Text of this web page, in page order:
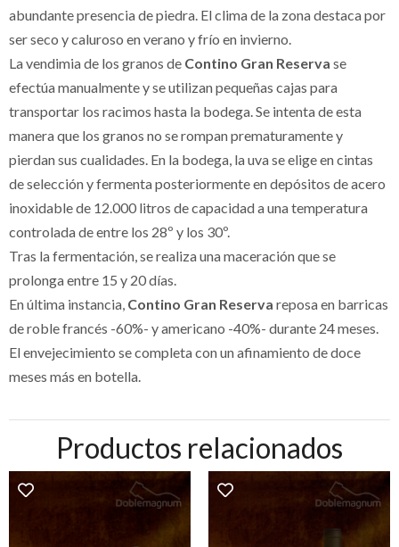
abundante presencia de piedra. El clima de la zona destaca por
ser seco y caluroso en verano y frío en invierno.
La vendimia de los granos de Contino Gran Reserva se
efectúa manualmente y se utilizan pequeñas cajas para
transportar los racimos hasta la bodega. Se intenta de esta
manera que los granos no se rompan prematuramente y
pierdan sus cualidades. En la bodega, la uva se elige en cintas
de selección y fermenta posteriormente en depósitos de acero
inoxidable de 12.000 litros de capacidad a una temperatura
controlada de entre los 28º y los 30º.
Tras la fermentación, se realiza una maceración que se
prolonga entre 15 y 20 días.
En última instancia, Contino Gran Reserva reposa en barricas
de roble francés -60%- y americano -40%- durante 24 meses.
El envejecimiento se completa con un afinamiento de doce
meses más en botella.
Productos relacionados